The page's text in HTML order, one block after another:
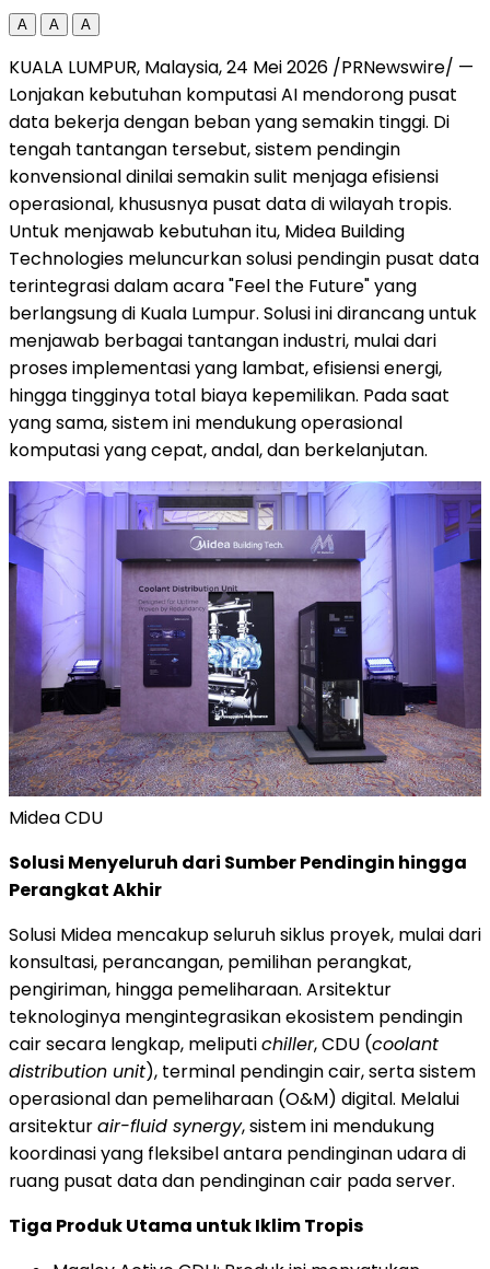
A A A
KUALA LUMPUR, Malaysia, 24 Mei 2026 /PRNewswire/ —
Lonjakan kebutuhan komputasi AI mendorong pusat
data bekerja dengan beban yang semakin tinggi. Di
tengah tantangan tersebut, sistem pendingin
konvensional dinilai semakin sulit menjaga efisiensi
operasional, khususnya pusat data di wilayah tropis.
Untuk menjawab kebutuhan itu, Midea Building
Technologies meluncurkan solusi pendingin pusat data
terintegrasi dalam acara "Feel the Future" yang
berlangsung di Kuala Lumpur. Solusi ini dirancang untuk
menjawab berbagai tantangan industri, mulai dari
proses implementasi yang lambat, efisiensi energi,
hingga tingginya total biaya kepemilikan. Pada saat
yang sama, sistem ini mendukung operasional
komputasi yang cepat, andal, dan berkelanjutan.
Midea CDU
Solusi Menyeluruh dari Sumber Pendingin hingga
Perangkat Akhir
Solusi Midea mencakup seluruh siklus proyek, mulai dari
konsultasi, perancangan, pemilihan perangkat,
pengiriman, hingga pemeliharaan. Arsitektur
teknologinya mengintegrasikan ekosistem pendingin
cair secara lengkap, meliputichiller, CDU (coolant
distribution unit), terminal pendingin cair, serta sistem
operasional dan pemeliharaan (O&M) digital. Melalui
arsitekturair-fluid synergy, sistem ini mendukung
koordinasi yang fleksibel antara pendinginan udara di
ruang pusat data dan pendinginan cair pada server.
Tiga Produk Utama untuk Iklim Tropis